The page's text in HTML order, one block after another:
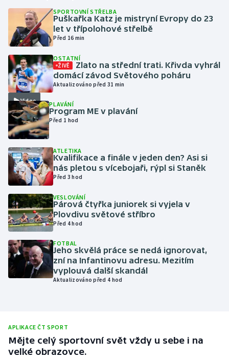
Golf
Gymnastika
Házená
Jezdectví
Judo
Krasobruslení
Lezení
Lyže a snowboard
Moderní pětiboj
Motorsport
Olympijské hry
Parasport
Plážový volejbal
Ragby
SPORTOVNÍ STŘELBA
Puškařka Katz je mistryní Evropy do 23
let v třípolohové střelbě
Před 16 min
Video
OSTATNÍ
ŽIVĚ
Zlato na střední trati. Křivda vyhrál
domácí závod Světového poháru
Aktualizováno před 31 min
PLAVÁNÍ
Program ME v plavání
Před 1 hod
ATLETIKA
Kvalifikace a finále v jeden den? Asi si
nás pletou s vícebojaři, rýpl si Staněk
Před 3 hod
VESLOVÁNÍ
Párová čtyřka juniorek si vyjela v
Plovdivu světové stříbro
Před 4 hod
FOTBAL
Jeho skvělá práce se nedá ignorovat,
zní na Infantinovu adresu. Mezitím
vyplouvá další skandál
Aktualizováno před 4 hod
APLIKACE ČT SPORT
Mějte celý sportovní svět vždy u sebe i na
velké obrazovce.